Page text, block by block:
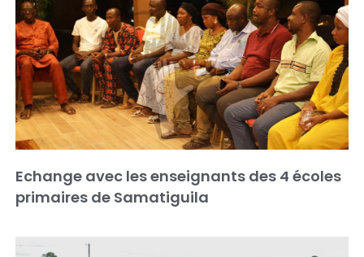
Echange avec les enseignants des 4 écoles
primaires de Samatiguila